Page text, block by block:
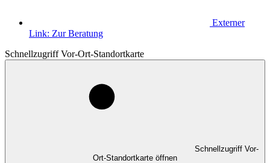
Externer
Link: Zur Beratung
Schnellzugriff Vor-Ort-Standortkarte
Schnellzugriff Vor-
Ort-Standortkarte öffnen